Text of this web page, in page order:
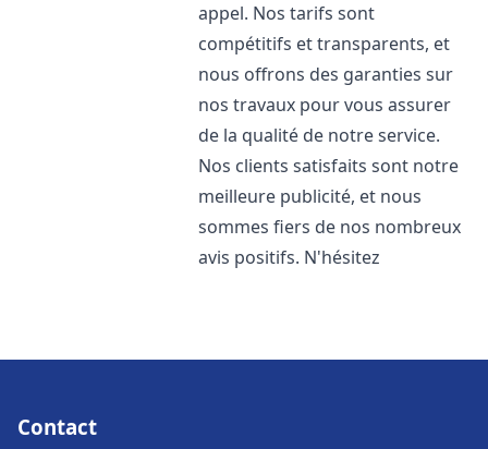
appel. Nos tarifs sont
compétitifs et transparents, et
nous offrons des garanties sur
nos travaux pour vous assurer
de la qualité de notre service.
Nos clients satisfaits sont notre
meilleure publicité, et nous
sommes fiers de nos nombreux
avis positifs. N'hésitez
Contact